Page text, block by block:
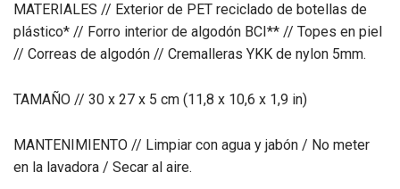
MATERIALES // Exterior de PET reciclado de botellas de
plástico* // Forro interior de algodón BCI** // Topes en piel
// Correas de algodón // Cremalleras YKK de nylon 5mm.
TAMAÑO // 30 x 27 x 5 cm (11,8 x 10,6 x 1,9 in)
MANTENIMIENTO // Limpiar con agua y jabón / No meter
en la lavadora / Secar al aire.